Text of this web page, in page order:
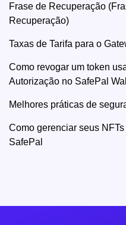
Frase de Recuperação
Recuperação)
Taxas de Tarifa para o
Como revogar um token
Autorização no SafePal
Melhores práticas de
Como gerenciar seus
SafePal